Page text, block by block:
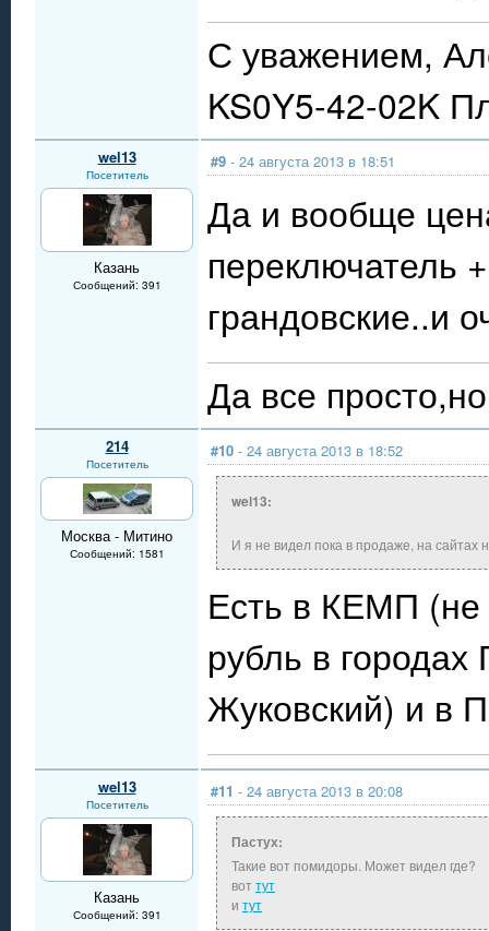
С уважением,
KS0Y5-42-02K
wel13
Посетитель
Казань
Сообщений: 391
#9 - 24 августа 2013 в 18:51
Да и вообще
переключатель
грандовские..и
Да все
214
Посетитель
Москва - Митино
Сообщений: 1581
#10 - 24 августа 2013 в 18:52
wel13:
И я не видел пока в продаже, на сайтах
Есть в КЕМП (не
рубль в
Жуковский) и в
wel13
Посетитель
Казань
Сообщений: 391
#11 - 24 августа 2013 в 20:08
Пастух:
Такие вот помидоры. Может видел где?
воттут
и тут